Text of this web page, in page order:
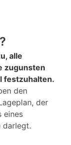
alle
zugunsten
festzuhalten.
den
der
eines
darlegt.